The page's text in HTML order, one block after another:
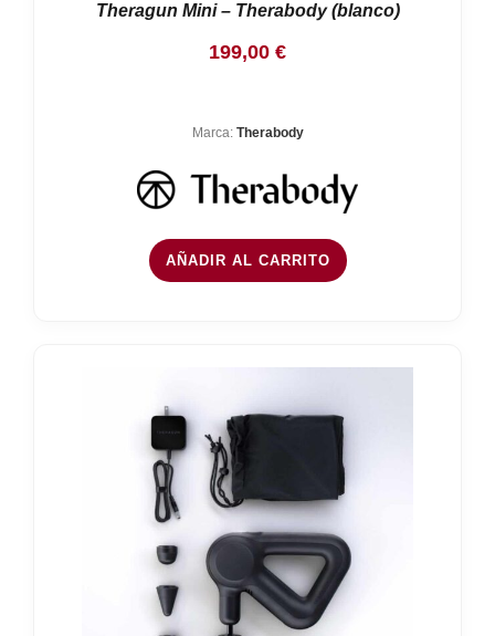
Theragun Mini – Therabody (blanco)
199,00 €
Marca: Therabody
AÑADIR AL CARRITO